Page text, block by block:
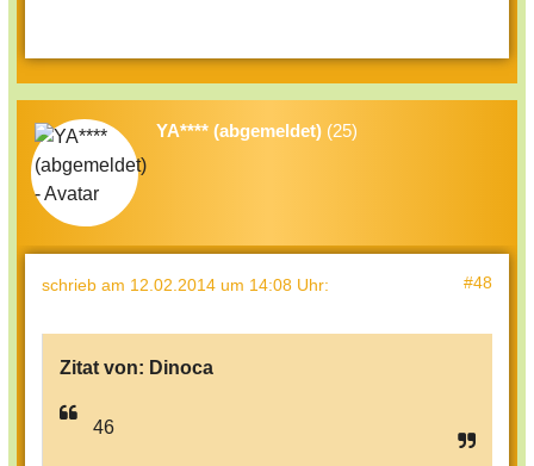
YA**** (abgemeldet) (25)
schrieb am 12.02.2014 um 14:08 Uhr: #48
Zitat von: Dinoca
46